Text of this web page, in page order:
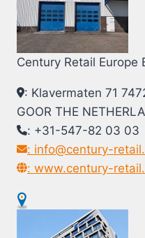
Century Retail Europe
: Klavermaten 71
GOOR THE
: +31-547-82 03 03
: info@century-
: www.century-